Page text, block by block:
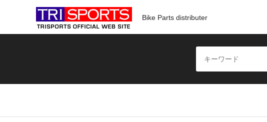
Bike Parts distributer